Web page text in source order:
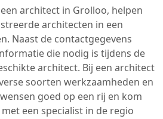
architect in Grolloo, helpen
architecten in een
Naast de contactgegevens
die nodig is tijdens de
architect. Bij een architect
soorten werkzaamheden en
goed op een rij en kom
een specialist in de regio